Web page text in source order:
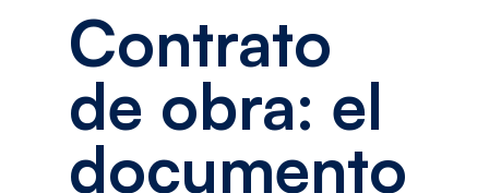
Contrato
de obra: el
documento